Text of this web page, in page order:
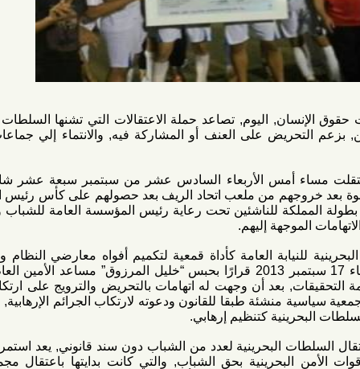
اليوم, تصاعد حملة الاعتقالات التي تشنها السلطات البحرينية
على العنف أو المشاركة فيه, والانتماء إلي جماعات تحرض
أمس الأربعاء السادس عشر من سبتمبر سبعة عشر شابًا يمثلون
من ملعب اتحاد الريف بعد حصولهم على كأس رئيس المؤسسة
للناشئين تحت رعاية رئيس المؤسسة العامة للشباب والرياضة,
إليهم.
العامة كأداة قمعية لتكميم أفواه معارضي النظام والزج بهم,
أصدرت النيابة العامة يوم الثلاثاء 17 سبتمبر 2013 قرارًا بحبس “خليل المرزوق” مساعد الأمين العام لجمعية
بعد أن وجهت له اتهامات بالتحريض والترويج على ارتكاب جرائم
منشئة طبقا للقانون ودعوته لارتكاب الجرائم الإرهابية, ومساندته
البحرينية لعدد من الشباب دون سند قانوني, يعد استمرارًا لحملة
البحرينية بحق الشباب, والتي كانت بدايتها باعتقال مجموعة من